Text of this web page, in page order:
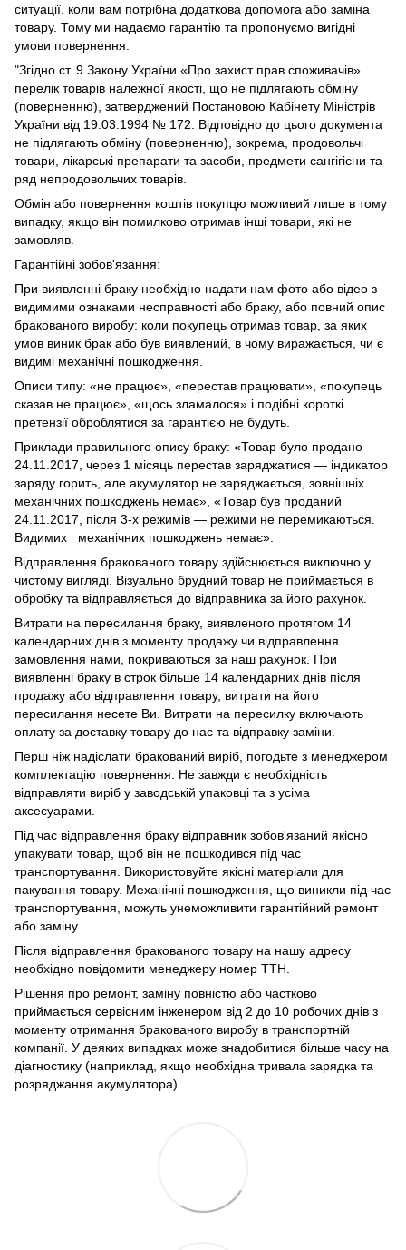
ситуації, коли вам потрібна додаткова допомога або заміна
товару. Тому ми надаємо гарантію та пропонуємо вигідні
умови повернення.
"Згідно ст. 9 Закону України «Про захист прав споживачів»
перелік товарів належної якості, що не підлягають обміну
(поверненню), затверджений Постановою Кабінету Міністрів
України від 19.03.1994 № 172. Відповідно до цього документа
не підлягають обміну (поверненню), зокрема, продовольчі
товари, лікарські препарати та засоби, предмети сангігієни та
ряд непродовольчих товарів.
Обмін або повернення коштів покупцю можливий лише в тому
випадку, якщо він помилково отримав інші товари, які не
замовляв.
Гарантійні зобов'язання:
При виявленні браку необхідно надати нам фото або відео з
видимими ознаками несправності або браку, або повний опис
бракованого виробу: коли покупець отримав товар, за яких
умов виник брак або був виявлений, в чому виражається, чи є
видимі механічні пошкодження.
Описи типу: «не працює», «перестав працювати», «покупець
сказав не працює», «щось зламалося» і подібні короткі
претензії оброблятися за гарантією не будуть.
Приклади правильного опису браку: «Товар було продано
24.11.2017, через 1 місяць перестав заряджатися — індикатор
заряду горить, але акумулятор не заряджається, зовнішніх
механічних пошкоджень немає», «Товар був проданий
24.11.2017, після 3-х режимів — режими не перемикаються.
Видимих механічних пошкоджень немає».
Відправлення бракованого товару здійснюється виключно у
чистому вигляді. Візуально брудний товар не приймається в
обробку та відправляється до відправника за його рахунок.
Витрати на пересилання браку, виявленого протягом 14
календарних днів з моменту продажу чи відправлення
замовлення нами, покриваються за наш рахунок. При
виявленні браку в строк більше 14 календарних днів після
продажу або відправлення товару, витрати на його
пересилання несете Ви. Витрати на пересилку включають
оплату за доставку товару до нас та відправку заміни.
Перш ніж надіслати бракований виріб, погодьте з менеджером
комплектацію повернення. Не завжди є необхідність
відправляти виріб у заводській упаковці та з усіма
аксесуарами.
Під час відправлення браку відправник зобов'язаний якісно
упакувати товар, щоб він не пошкодився під час
транспортування. Використовуйте якісні матеріали для
пакування товару. Механічні пошкодження, що виникли під час
транспортування, можуть унеможливити гарантійний ремонт
або заміну.
Після відправлення бракованого товару на нашу адресу
необхідно повідомити менеджеру номер ТТН.
Рішення про ремонт, заміну повністю або частково
приймається сервісним інженером від 2 до 10 робочих днів з
моменту отримання бракованого виробу в транспортній
компанії. У деяких випадках може знадобитися більше часу на
діагностику (наприклад, якщо необхідна тривала зарядка та
розряджання акумулятора).